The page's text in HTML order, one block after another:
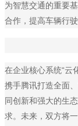
为智慧交通的重要
合作，提高车辆行
在企业核心系统“云
携手腾讯打造全面
同创新和强大的生
求。未来，双方将